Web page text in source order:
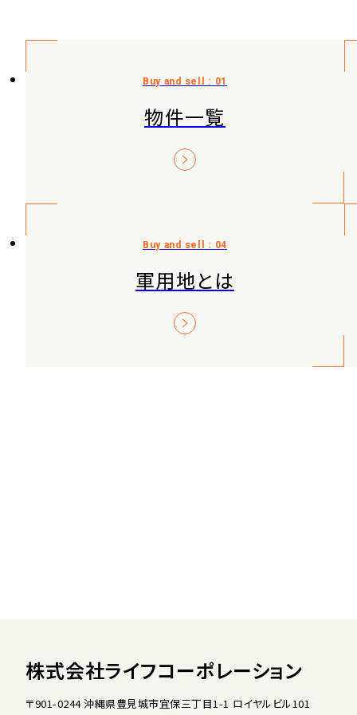
物件一覧
軍用地とは
株式会社ライフコーポレーション
〒901-0244 沖縄県豊見城市宜保三丁目1-1 ロイヤルビル101